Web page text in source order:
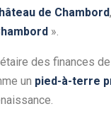
de Chambord
».
des finances
un pied-à-terre